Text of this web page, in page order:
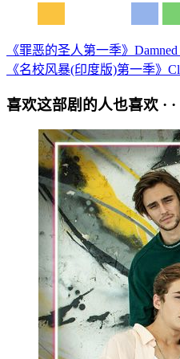
《罪恶的圣人第一季》
《名校风暴(印度版)第一季》
喜欢这部剧的人也喜欢 · · ·